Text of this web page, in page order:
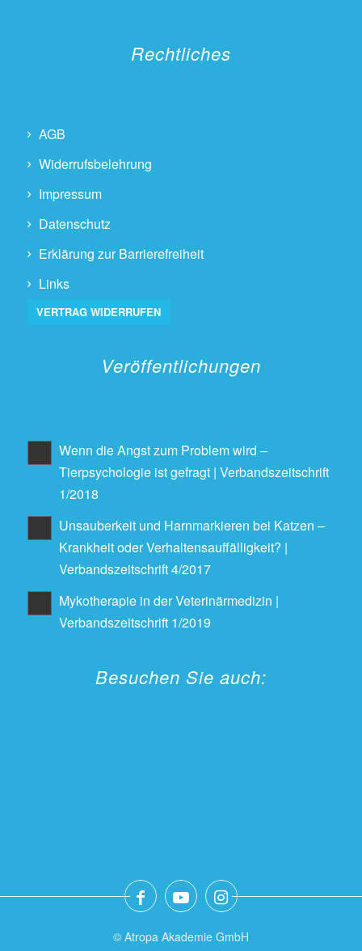
Rechtliches
AGB
Widerrufsbelehrung
Impressum
Datenschutz
Erklärung zur Barrierefreiheit
Links
VERTRAG WIDERRUFEN
Veröffentlichungen
Wenn die Angst zum Problem wird –
Tierpsychologie ist gefragt | Verbandszeitschrift
1/2018
Unsauberkeit und Harnmarkieren bei Katzen –
Krankheit oder Verhaltensauffälligkeit? |
Verbandszeitschrift 4/2017
Mykotherapie in der Veterinärmedizin |
Verbandszeitschrift 1/2019
Besuchen Sie auch:
© Atropa Akademie GmbH